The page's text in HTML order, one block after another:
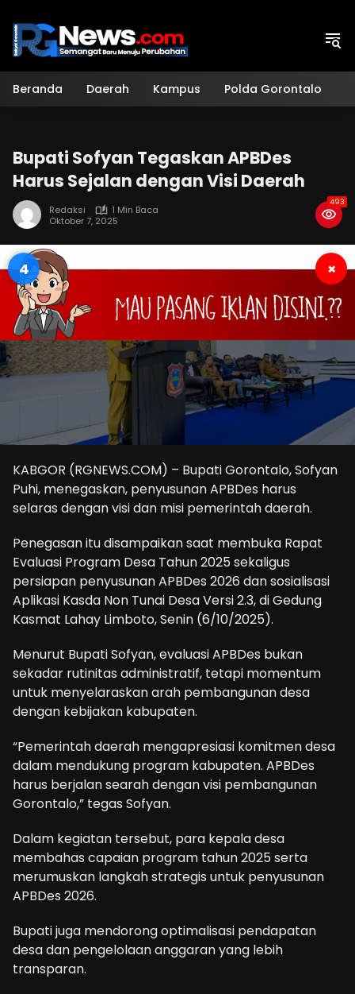
konten
Beranda Daerah Kampus Polda Gorontalo
Bupati Sofyan Tegaskan APBDes
Harus Sejalan dengan Visi Daerah
Redaksi
1 Min Baca
Oktober 7, 2025
493
3 ×
KABGOR (RGNEWS.COM) – Bupati Gorontalo, Sofyan
Puhi, menegaskan, penyusunan APBDes harus
selaras dengan visi dan misi pemerintah daerah.
Penegasan itu disampaikan saat membuka Rapat
Evaluasi Program Desa Tahun 2025 sekaligus
persiapan penyusunan APBDes 2026 dan sosialisasi
Aplikasi Kasda Non Tunai Desa Versi 2.3, di Gedung
Kasmat Lahay Limboto, Senin (6/10/2025).
Menurut Bupati Sofyan, evaluasi APBDes bukan
sekadar rutinitas administratif, tetapi momentum
untuk menyelaraskan arah pembangunan desa
dengan kebijakan kabupaten.
“Pemerintah daerah mengapresiasi komitmen desa
dalam mendukung program kabupaten. APBDes
harus berjalan searah dengan visi pembangunan
Gorontalo,” tegas Sofyan.
Dalam kegiatan tersebut, para kepala desa
membahas capaian program tahun 2025 serta
merumuskan langkah strategis untuk penyusunan
APBDes 2026.
Bupati juga mendorong optimalisasi pendapatan
desa dan pengelolaan anggaran yang lebih
transparan.